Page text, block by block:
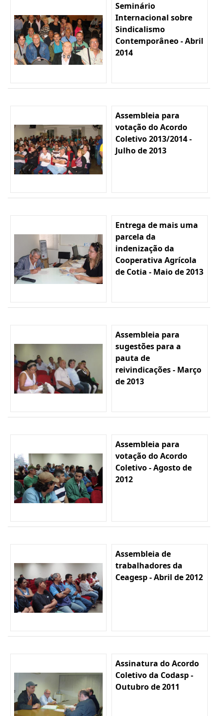
Seminário
Internacional sobre
Sindicalismo
Contemporâneo - Abril
2014
Assembleia para
votação do Acordo
Coletivo 2013/2014 -
Julho de 2013
Entrega de mais uma
parcela da
indenização da
Cooperativa Agrícola
de Cotia - Maio de 2013
Assembleia para
sugestões para a
pauta de
reivindicações - Março
de 2013
Assembleia para
votação do Acordo
Coletivo - Agosto de
2012
Assembleia de
trabalhadores da
Ceagesp - Abril de 2012
Assinatura do Acordo
Coletivo da Codasp -
Outubro de 2011